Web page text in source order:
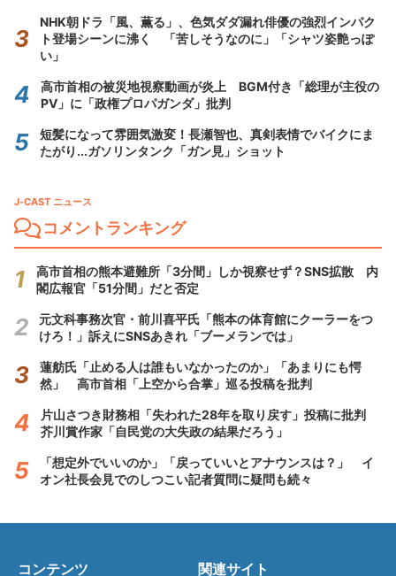
NHK朝ドラ「風、薫る」、色気ダダ漏れ俳優の強烈インパク
ト登場シーンに沸く 「苦しそうなのに」「シャツ姿艶っぽ
い」
高市首相の被災地視察動画が炎上 BGM付き「総理が主役の
PV」に「政権プロパガンダ」批判
短髪になって雰囲気激変！長瀬智也、真剣表情でバイクにま
たがり...ガソリンタンク「ガン見」ショット
J-CAST ニュース
コメントランキング
高市首相の熊本避難所「3分間」しか視察せず？SNS拡散 内
閣広報官「51分間」だと否定
元文科事務次官・前川喜平氏「熊本の体育館にクーラーをつ
けろ！」訴えにSNSあきれ「ブーメランでは」
蓮舫氏「止める人は誰もいなかったのか」「あまりにも愕
然」 高市首相「上空から合掌」巡る投稿を批判
片山さつき財務相「失われた28年を取り戻す」投稿に批判
芥川賞作家「自民党の大失政の結果だろう」
「想定外でいいのか」「戻っていいとアナウンスは？」 イ
オン社長会見でのしつこい記者質問に疑問も続々
コンテンツ 関連サイト